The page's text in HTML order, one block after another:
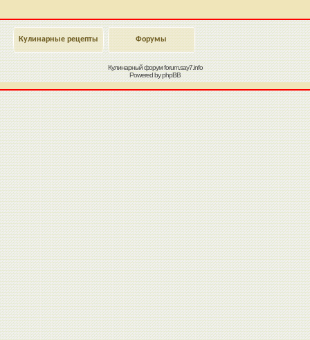
Кулинарные рецепты Форумы
Кулинарный форумforum.say7.info
Powered byphpBB